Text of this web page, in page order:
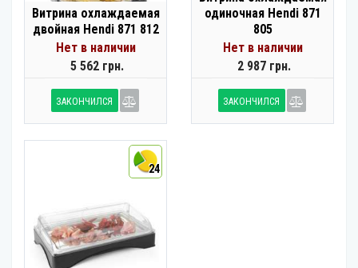
Витрина охлаждаемая
двойная Hendi 871 812
Нет в наличии
5 562 грн.
ЗАКОНЧИЛСЯ
одиночная Hendi 871
805
Нет в наличии
2 987 грн.
ЗАКОНЧИЛСЯ
24